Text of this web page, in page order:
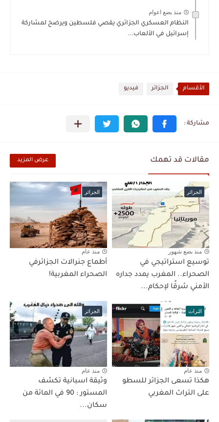
منذ بضع اعوام
النظام العسكري الجزائري يقصي فلسطين ويرضخ لمشاركة
إسرائيل في الألعاب...
الأقسام الجزائر فيديو
مقالات قد تهمك عرض المزيد
الجزائر
منذ بضع شهور
توسيع استراتيجي في
الصحراء.. المغرب يمدد جداره
الأمني شرقًا لإحكام...
الجزائر
منذ عام
أطماع جنرالات الجزائرفي
الصحراء المغربية!
التراث
منذ عام
هكذا تسعى الجزائر للسطو
على التراث المغربي
الجزائر
منذ عام
وثيقة اسبانية تكشف
المستور : 90 في المائة من
سكان...